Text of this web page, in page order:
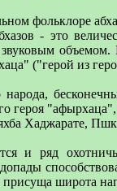
фольклоре
- это
("герой из
народа,
героя
Хаджарате,
и ряд
широта